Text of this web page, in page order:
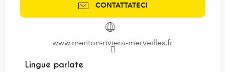
CONTATTATECI
www.menton-riviera-merveilles.fr
Lingue parlate
Lingue parlate